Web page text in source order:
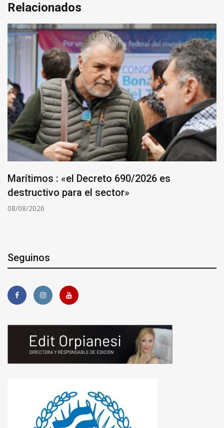
Relacionados
Marítimos : «el Decreto 690/2026 es
destructivo para el sector»
08/08/2026
Seguinos